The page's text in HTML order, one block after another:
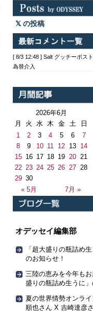
の投稿
[ 8/3 12:48 ] Salt グッチーポス
為替介入
2026年6月
月
火 水 木 金 土 日
« 5月 7月 »
1 2 3 4 5 6
7
8
9 10 11 12 13 14
15 16 17 18 19 20 21
22 23 24 25 26 27 28
29 30
オデッセイ編集部
「超大盛りの瓶詰め
のお知らせ！
三陸の恵みを今年も
盛りの瓶詰め生うに
夏の世界情勢オンラ
順也さん X 吉崎達彦さ